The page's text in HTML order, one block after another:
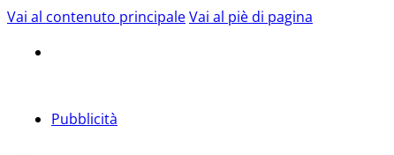
Vai al contenuto principaleVai al piè di pagina
Pubblicità